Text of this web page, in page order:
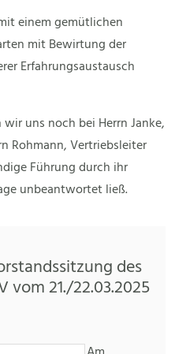
einem gemütlichen
mit Bewirtung der
Erfahrungsaustausch
uns noch bei Herrn Janke,
Rohmann, Vertriebsleiter
Führung durch ihr
unbeantwortet ließ.
des
vom 21./22.03.2025